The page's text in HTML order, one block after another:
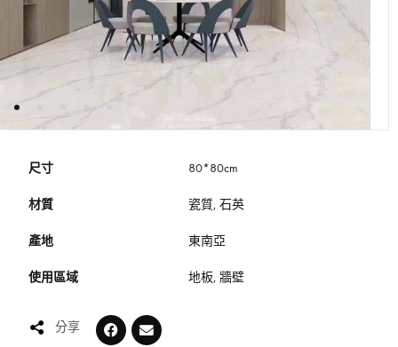
尺寸 80*80cm
材質 瓷質, 石英
產地 東南亞
使用區域 地板, 牆壁
分享